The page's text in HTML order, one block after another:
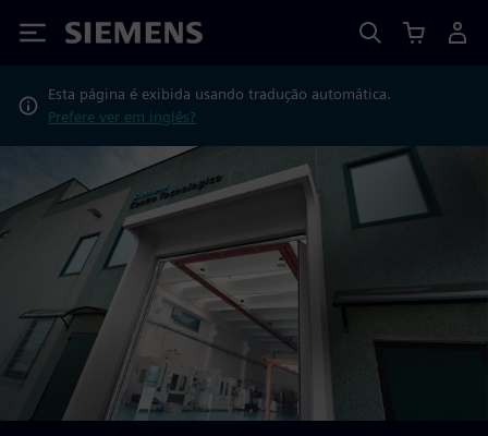
Siemens
Esta página é exibida usando tradução automática.
Prefere ver em inglês?